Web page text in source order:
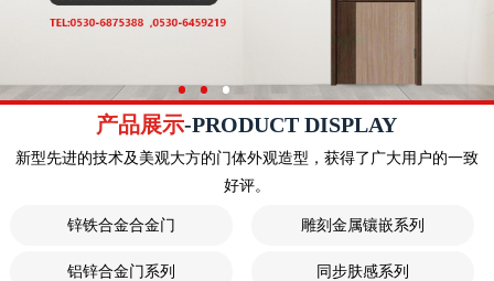
产品展示-PRODUCT DISPLAY
新型先进的技术及美观大方的门体外观造型，获得了广大用户的一致
好评。
锌铁合金合金门 雕刻金属镶嵌系列
铝锌合金门系列 同步肤感系列